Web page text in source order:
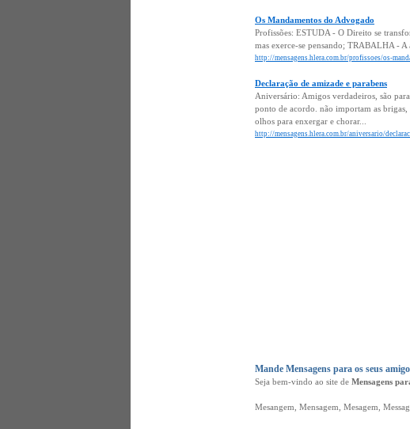
Os Mandamentos do Advogado
Profissões: ESTUDA - O Direito se
mas exerce-se pensando; TRABALHA -
http://mensagens.hlera.com.br/profissoes/os-
Declaração de amizade e parabens
Aniversário: Amigos verdadeiros, são
ponto de acordo. não importam as
olhos para enxergar e chorar...
http://mensagens.hlera.com.br/aniversario/
Mande Mensagens para os seus
Seja bem-vindo ao site de Mensagens
Mesangem, Mensagem, Mesagem,